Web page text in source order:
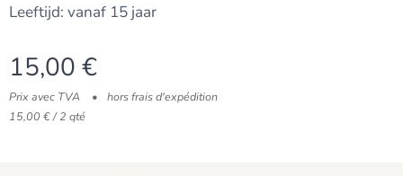
Leeftijd: vanaf 15 jaar
15,00 €
Prix avec TVA
hors frais d'expédition
15,00 € / 2 qté